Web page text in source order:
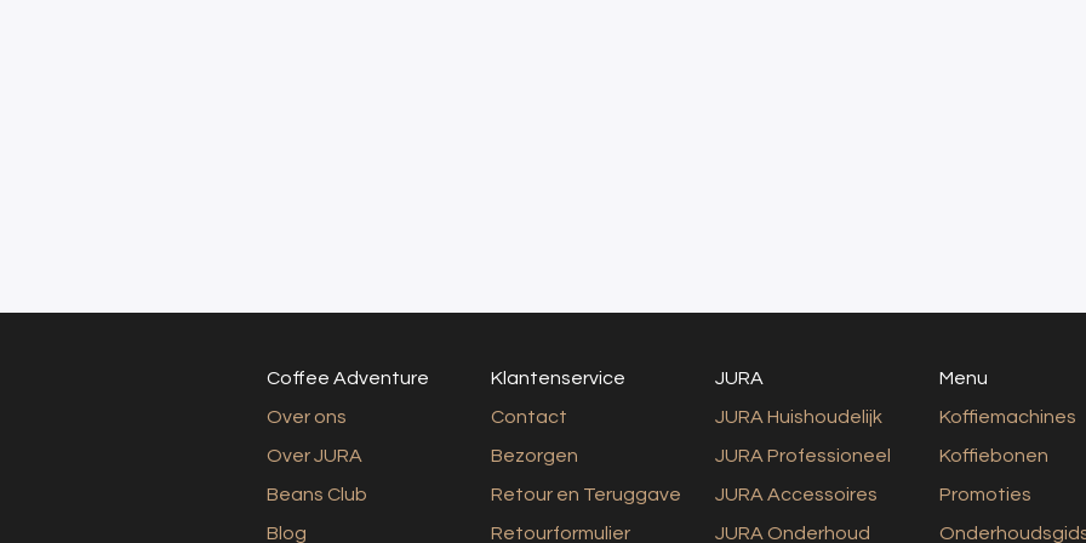
Coffee Adventure
Over ons
Over JURA
Beans Club
Blog
Klantenservice
Contact
Bezorgen
Retour en Teruggave
Retourformulier
JURA
JURA Huishoudelijk
JURA Professioneel
JURA Accessoires
JURA Onderhoud
Menu
Koffiemachines
Koffiebonen
Promoties